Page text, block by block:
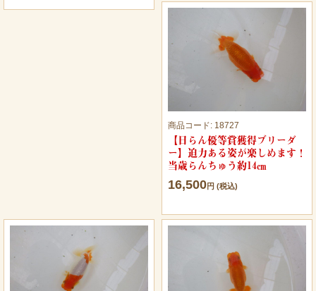
商品コード: 18727
【日らん優等賞獲得ブリーダ
ー】迫力ある姿が楽しめます！
当歳らんちゅう約14㎝
16,500円 (税込)